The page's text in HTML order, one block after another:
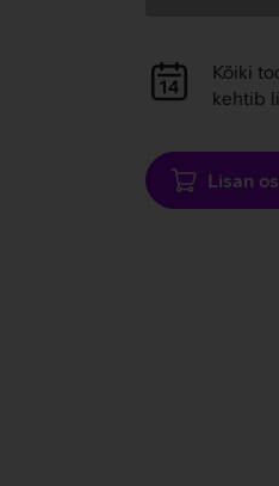
Andmete
laadimine
Kõiki
kehtib
Lisan